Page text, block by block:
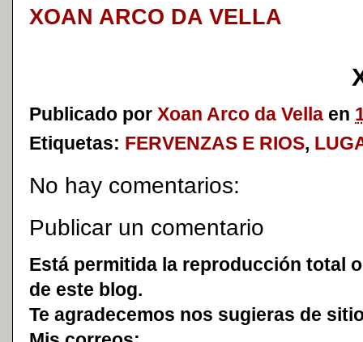
XOAN ARCO DA VELLA
Publicado por Xoan Arco da Vella en
Etiquetas: FERVENZAS E RIOS,
No hay comentarios:
Publicar un comentario
Está permitida la reproducción total
de este blog.
Te agradecemos nos sugieras de